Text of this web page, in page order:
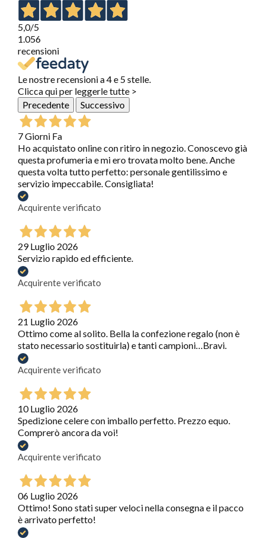
5,0/5
1.056
recensioni
Le nostre recensioni a 4 e 5 stelle.
Clicca qui per leggerle tutte >
Precedente
Successivo
7 Giorni Fa
Ho acquistato online con ritiro in negozio. Conoscevo già
questa profumeria e mi ero trovata molto bene. Anche
questa volta tutto perfetto: personale gentilissimo e
servizio impeccabile. Consigliata!
Acquirente verificato
29 Luglio 2026
Servizio rapido ed efficiente.
Acquirente verificato
21 Luglio 2026
Ottimo come al solito. Bella la confezione regalo (non è
stato necessario sostituirla) e tanti campioni…Bravi.
Acquirente verificato
10 Luglio 2026
Spedizione celere con imballo perfetto. Prezzo equo.
Comprerò ancora da voi!
Acquirente verificato
06 Luglio 2026
Ottimo! Sono stati super veloci nella consegna e il pacco
è arrivato perfetto!